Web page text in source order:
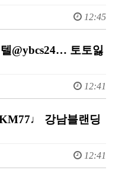
12:45
@ybcs24… 토토잃
12:41
강남블랜딩
12:41